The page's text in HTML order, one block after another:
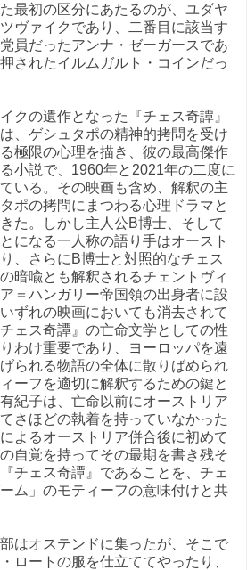
最初の区分にあたるのが、ユダヤ
ヴァイクであり、二番目に該当す
員だったアンナ・ゼーガースであ
されたイルムガルト・コインだっ
クの遺作となった『チェス奇譚』
、ゲシュタポの精神的拷問を受け
極限の心理を描き、彼の最高傑作
小説で、1960年と2021年の二度に
いる。その映画も含め、解釈の主
ポの拷問にまつわる心理ドラマと
た。しかし主人公B博士、そして
になる一人称の語り手はオースト
、さらにB博士と対照的なチェス
暗喩とも解釈されるチェントヴィ
＝ハンガリー帝国領の出身者に設
ずれの映画においても消去されて
ェス奇譚』の亡命文学としての性
わけ重要であり、ヨーロッパを遠
られる物語の全体に散りばめられ
ーフを適切に解釈するための鍵と
紀子は、亡命以前にオーストリア
さほどの執着を持っていなかった
よるオーストリア併合後に初めて
自覚を持ってその最期を書き残そ
チェス奇譚』であることを、チェ
ム」のモティーフの意味付けと共
はオステンドに集ったが、そこで
ロートの服を仕立ててやったり、